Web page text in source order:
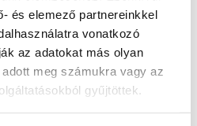
és elemező partnereinkkel
vonatkozó
az adatokat más olyan
meg számukra vagy az
gyűjtöttek.